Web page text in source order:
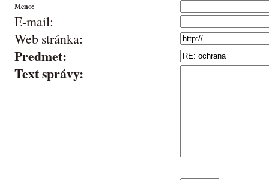
Meno:
E-mail:
Web stránka:
Predmet:
Text správy: